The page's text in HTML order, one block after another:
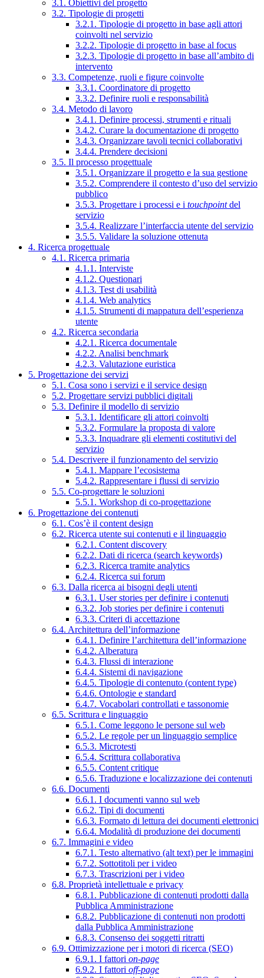
3.1. Obiettivi del progetto
3.2. Tipologie di progetti
3.2.1. Tipologie di progetto in base agli attori
coinvolti nel servizio
3.2.2. Tipologie di progetto in base al focus
3.2.3. Tipologie di progetto in base all’ambito di
intervento
3.3. Competenze, ruoli e figure coinvolte
3.3.1. Coordinatore di progetto
3.3.2. Definire ruoli e responsabilità
3.4. Metodo di lavoro
3.4.1. Definire processi, strumenti e rituali
3.4.2. Curare la documentazione di progetto
3.4.3. Organizzare tavoli tecnici collaborativi
3.4.4. Prendere decisioni
3.5. Il processo progettuale
3.5.1. Organizzare il progetto e la sua gestione
3.5.2. Comprendere il contesto d’uso del servizio
pubblico
3.5.3. Progettare i processi e i touchpointdel
servizio
3.5.4. Realizzare l’interfaccia utente del servizio
3.5.5. Validare la soluzione ottenuta
4. Ricerca progettuale
4.1. Ricerca primaria
4.1.1. Interviste
4.1.2. Questionari
4.1.3. Test di usabilità
4.1.4. Web analytics
4.1.5. Strumenti di mappatura dell’esperienza
utente
4.2. Ricerca secondaria
4.2.1. Ricerca documentale
4.2.2. Analisi benchmark
4.2.3. Valutazione euristica
5. Progettazione dei servizi
5.1. Cosa sono i servizi e il service design
5.2. Progettare servizi pubblici digitali
5.3. Definire il modello di servizio
5.3.1. Identificare gli attori coinvolti
5.3.2. Formulare la proposta di valore
5.3.3. Inquadrare gli elementi costitutivi del
servizio
5.4. Descrivere il funzionamento del servizio
5.4.1. Mappare l’ecosistema
5.4.2. Rappresentare i flussi di servizio
5.5. Co-progettare le soluzioni
5.5.1. Workshop di co-progettazione
6. Progettazione dei contenuti
6.1. Cos’è il content design
6.2. Ricerca utente sui contenuti e il linguaggio
6.2.1. Content discovery
6.2.2. Dati di ricerca (search keywords)
6.2.3. Ricerca tramite analytics
6.2.4. Ricerca sui forum
6.3. Dalla ricerca ai bisogni degli utenti
6.3.1. User stories per definire i contenuti
6.3.2. Job stories per definire i contenuti
6.3.3. Criteri di accettazione
6.4. Architettura dell’informazione
6.4.1. Definire l’architettura dell’informazione
6.4.2. Alberatura
6.4.3. Flussi di interazione
6.4.4. Sistemi di navigazione
6.4.5. Tipologie di contenuto (content type)
6.4.6. Ontologie e standard
6.4.7. Vocabolari controllati e tassonomie
6.5. Scrittura e linguaggio
6.5.1. Come leggono le persone sul web
6.5.2. Le regole per un linguaggio semplice
6.5.3. Microtesti
6.5.4. Scrittura collaborativa
6.5.5. Content critique
6.5.6. Traduzione e localizzazione dei contenuti
6.6. Documenti
6.6.1. I documenti vanno sul web
6.6.2. Tipi di documenti
6.6.3. Formato di lettura dei documenti elettronici
6.6.4. Modalità di produzione dei documenti
6.7. Immagini e video
6.7.1. Testo alternativo (alt text) per le immagini
6.7.2. Sottotitoli per i video
6.7.3. Trascrizioni per i video
6.8. Proprietà intellettuale e privacy
6.8.1. Pubblicazione di contenuti prodotti dalla
Pubblica Amministrazione
6.8.2. Pubblicazione di contenuti non prodotti
dalla Pubblica Amministrazione
6.8.3. Consenso dei soggetti ritratti
6.9. Ottimizzazione per i motori di ricerca (SEO)
6.9.1. I fattori on-page
6.9.2. I fattori off-page